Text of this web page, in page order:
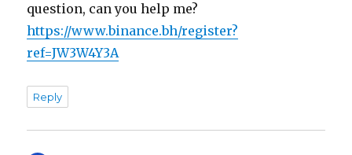
question, can you help me?
https://www.binance.bh/register?
ref=JW3W4Y3A
Reply